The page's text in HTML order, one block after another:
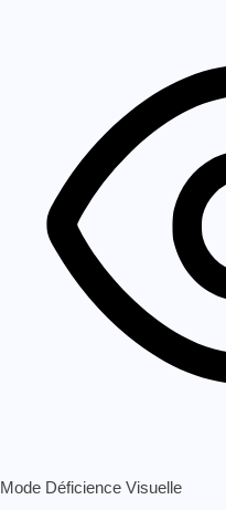
Mode Déficience Visuelle